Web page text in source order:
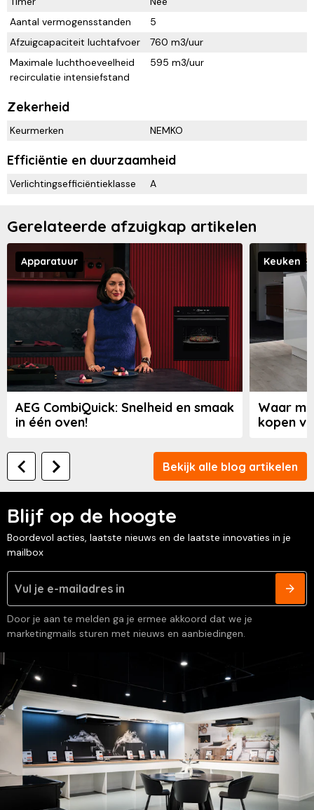
Aantal vermogensstanden
5
Afzuigcapaciteit luchtafvoer
760 m3/uur
Maximale luchthoeveelheid
recirculatie intensiefstand
595 m3/uur
Zekerheid
Keurmerken NEMKO
Efficiëntie en duurzaamheid
Verlichtingsefficiëntieklasse A
Gerelateerde afzuigkap artikelen
AEG CombiQuick: Snelheid en smaak
in één oven!
Apparatuur
Waar
kopen
Keuken
Bekijk alle blog artikelen
Blijf op de hoogte
Boordevol acties, laatste nieuws en de laatste innovaties in je
mailbox
Door je aan te melden ga je ermee akkoord dat we je
marketingmails sturen met nieuws en aanbiedingen.